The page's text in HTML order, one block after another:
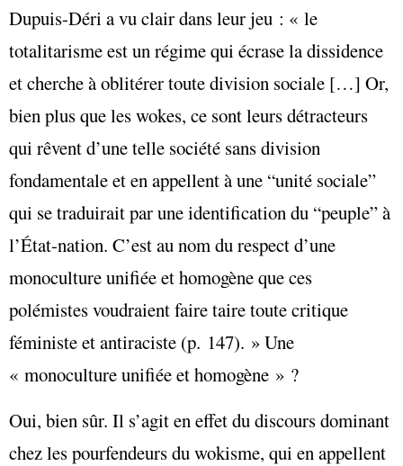
Dupuis-Déri a vu clair dans leur jeu : « le
totalitarisme est un régime qui écrase la dissidence
et cherche à oblitérer toute division sociale […] Or,
bien plus que les wokes, ce sont leurs détracteurs
qui rêvent d’une telle société sans division
fondamentale et en appellent à une “unité sociale”
qui se traduirait par une identification du “peuple” à
l’État-nation. C’est au nom du respect d’une
monoculture unifiée et homogène que ces
polémistes voudraient faire taire toute critique
féministe et antiraciste (p. 147). » Une
« monoculture unifiée et homogène » ?
Oui, bien sûr. Il s’agit en effet du discours dominant
chez les pourfendeurs du wokisme, qui en appellent